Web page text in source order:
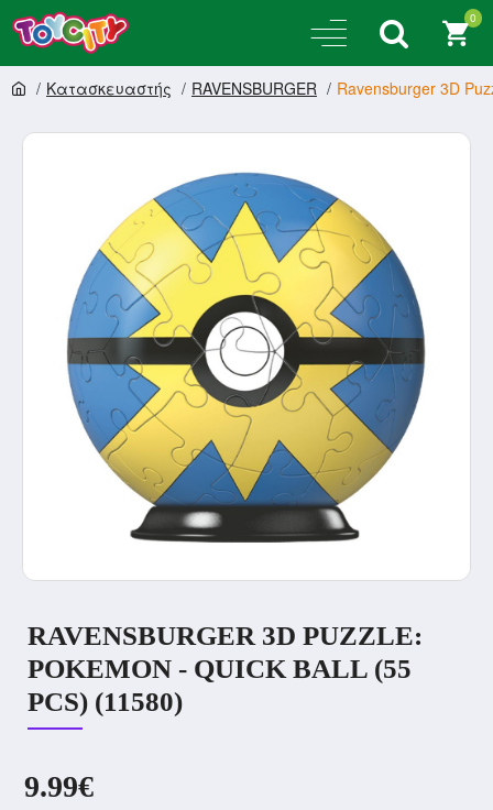
0
Κατασκευαστής RAVENSBURGER Ravensburger 3D
RAVENSBURGER 3D PUZZLE:
POKEMON - QUICK BALL (55
PCS) (11580)
9.99€